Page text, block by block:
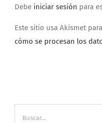
Este sitio usa Akismet